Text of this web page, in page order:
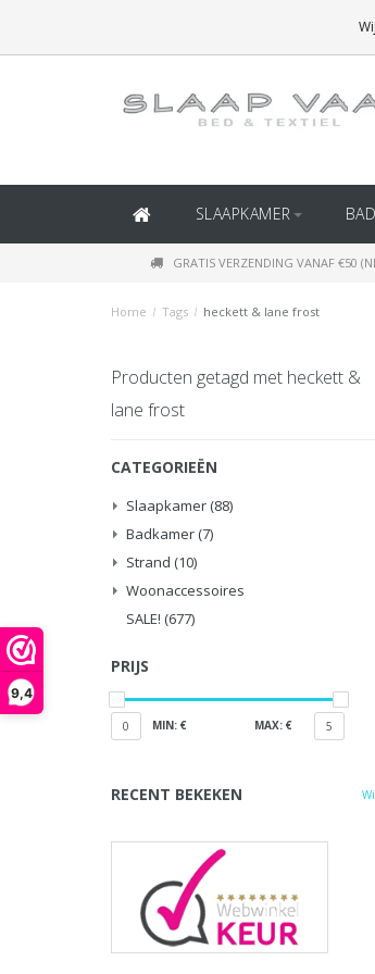
9,4
(BINNEN
SLAAPKAMER
GRATIS VERZENDING VANAF €50
Home / Tags / heckett & lane frost
Producten getagd met heckett &
lane frost
CATEGORIEËN
Slaapkamer (88)
Badkamer (7)
Strand (10)
Woonaccessoires
SALE! (677)
PRIJS
0 MIN: € MAX: € 5
RECENT BEKEKEN